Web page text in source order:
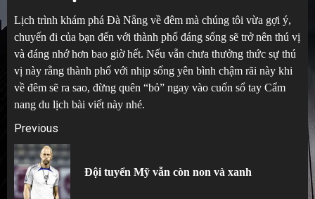
Lịch trình khám phá Đà Nẵng về đêm mà chúng tôi vừa gợi ý,
chuyến đi của bạn đến với thành phố đáng sống sẽ trở nên thú vị
và đáng nhớ hơn bao giờ hết. Nếu vẫn chưa thưởng thức sự thú
vị này rằng thành phố với nhịp sống yên bình chậm rãi này khi
về đêm sẽ ra sao, đừng quên “bỏ” ngay vào cuốn sổ tay Cẩm
nang du lịch bài viết này nhé.
Post
navigation
Previous
Đội tuyển Mỹ vẫn còn non và xanh